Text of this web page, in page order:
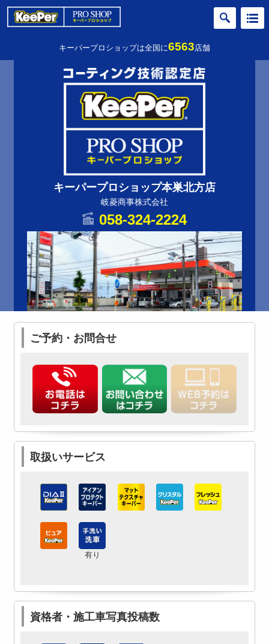
キーパープロショップは全国に6563店舗
キーパープロショップ本巣北方店
岐菱商事株式会社
058-324-2224
ご予約・お問合せ
取扱いサービス
有り
資格者・施工車写真投稿数